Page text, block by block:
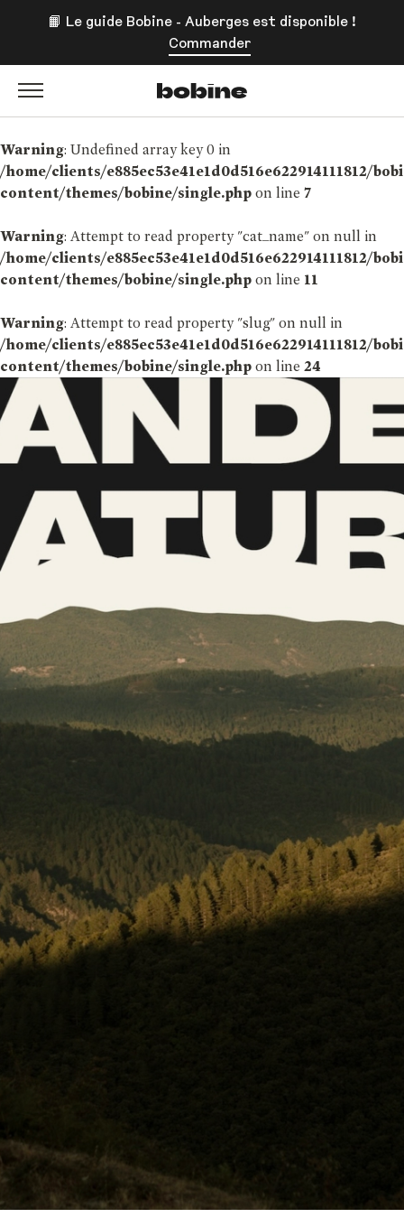
📙 Le guide Bobine - Auberges est disponible !
Commander
Warning: Undefined array key 0 in
/home/clients/e885ec53e41e1d0d516e622914111812/
content/themes/bobine/single.php on line 7
Warning: Attempt to read property "cat_name" on null in
/home/clients/e885ec53e41e1d0d516e622914111812/
content/themes/bobine/single.php on line 11
Warning: Attempt to read property "slug" on null in
/home/clients/e885ec53e41e1d0d516e622914111812/
content/themes/bobine/single.php on line 24